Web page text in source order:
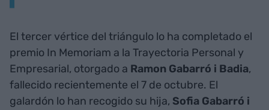
El tercer vértice del triángulo lo ha completado el
premio In Memoriam a la Trayectoria Personal y
Empresarial, otorgado a Ramon Gabarró i Badia,
fallecido recientemente el 7 de octubre. El
galardón lo han recogido su hija, Sofia Gabarró i